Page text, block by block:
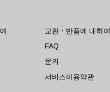
교환・반품에 대하여
FAQ
문의
서비스이용약관